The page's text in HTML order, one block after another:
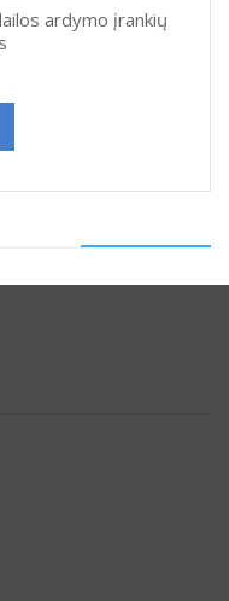
ardymo įrankių